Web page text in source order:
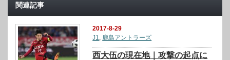
関連記事
2017-8-29
J1
鹿島アントラーズ
西大伍の現在地｜攻撃の起点に